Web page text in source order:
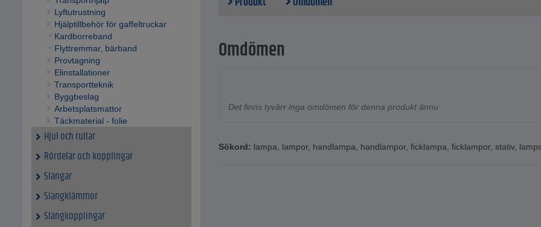
Lyftutrustning
Hjälptillbehör för gaffeltruckar
Kardborreband
Flyttremmar, bärband
Provtagning
Elinstallationer
Transportteknik
Byggbeslag
Arbetsplatsmattor
Täckmaterial - folie
Hjul och rullar
Rördelar och kopplingar
Slangar
Slangklämmor
Slangkopplingar
Omdömen
Det finns tyvärr inga omdömen för denna produkt ännu
Sökord: lampa lampor, handlampa handlampor, ficklampa ficklampor, stativ,